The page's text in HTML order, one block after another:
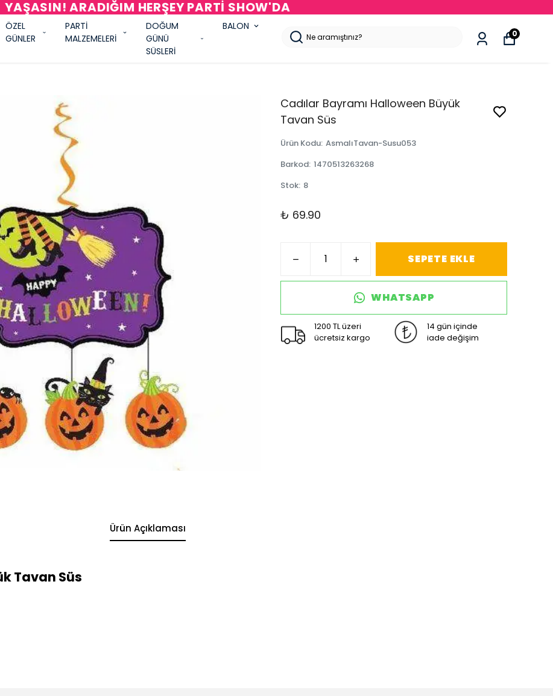
YAŞASIN! ARADIĞIM HERŞEY PARTİ SHOW'DA
ÖZEL
GÜNLER
PARTİ
MALZEMELERİ
DOĞUM
GÜNÜ
SÜSLERİ
BALON
0
Cadılar Bayramı Halloween Büyük
Tavan Süs
Ürün Kodu: AsmalıTavan-Susu053
Barkod: 1470513263268
Stok: 8
₺ 69.90
SEPETE EKLE
WHATSAPP
1200 TL üzeri
ücretsiz kargo
14 gün içinde
iade değişim
Ürün Açıklaması
Tavan Süs